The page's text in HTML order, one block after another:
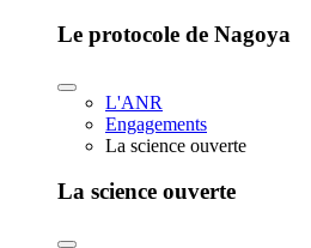
Le protocole de Nagoya
L'ANR
Engagements
La science ouverte
La science ouverte